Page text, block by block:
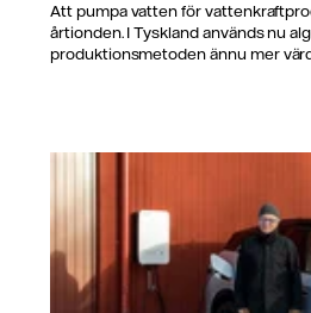
Att pumpa vatten för
årtionden. I Tyskland används nu
produktionsmetoden ännu mer